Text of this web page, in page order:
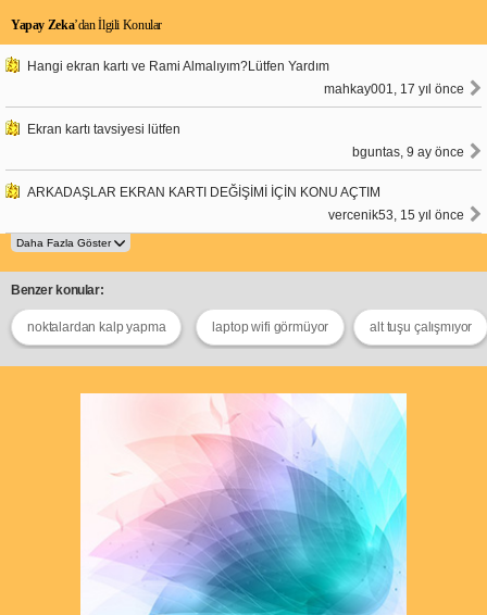
Yapay Zeka’dan İlgili Konular
Hangi ekran kartı ve Rami Almalıyım?Lütfen Yardım
mahkay001, 17 yıl önce
Ekran kartı tavsiyesi lütfen
bguntas, 9 ay önce
ARKADAŞLAR EKRAN KARTI DEĞİŞİMİ İÇİN KONU AÇTIM
vercenik53, 15 yıl önce
Benzer konular:
noktalardan kalp yapma laptop wifi görmüyor alt tuşu çalışmıyor